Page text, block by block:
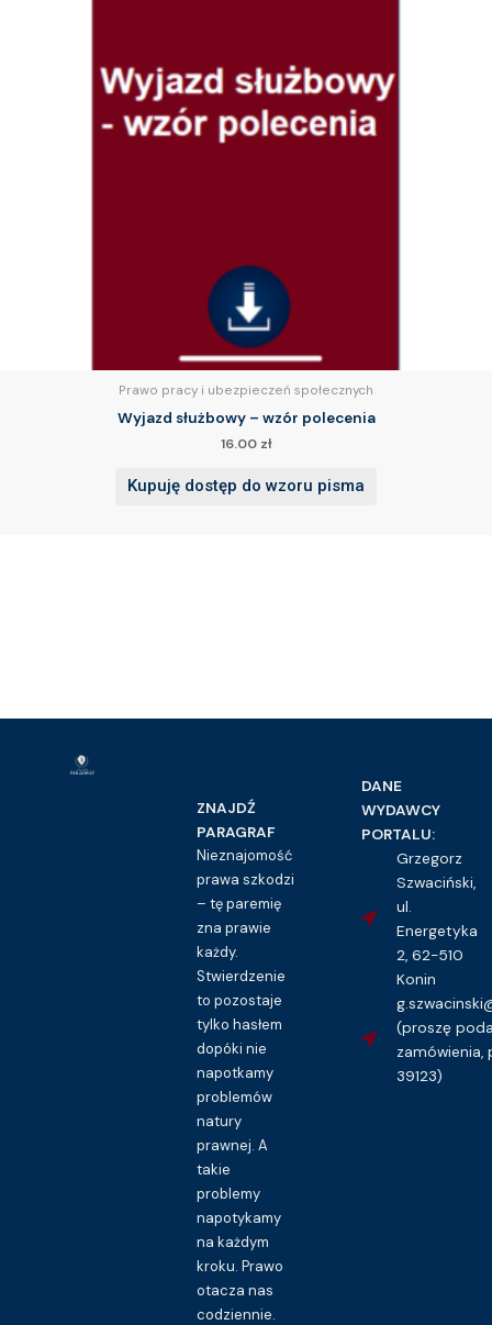
Prawo pracy i ubezpieczeń społecznych
Wyjazd służbowy – wzór polecenia
16.00 zł
Kupuję dostęp do wzoru pisma
ZNAJDŹ
PARAGRAF
Nieznajomość
prawa szkodzi
– tę paremię
zna prawie
każdy.
Stwierdzenie
to pozostaje
tylko hasłem
dopóki nie
napotkamy
problemów
natury
prawnej. A
takie
problemy
napotykamy
na każdym
kroku. Prawo
otacza nas
codziennie.
DANE
WYDAWCY
PORTALU:
Grzegorz
Szwaciński,
ul.
Energetyka
2, 62-510
Konin
(proszę
zamówienia,
39123)